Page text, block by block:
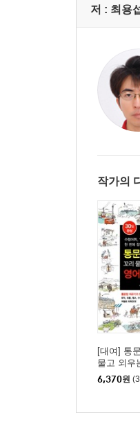
저 : 최용
작가의
[대여] 통
물고 외우
6,370원